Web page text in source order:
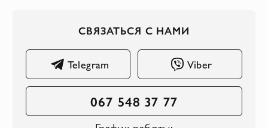
СВЯЗАТЬСЯ С НАМИ
Telegram Viber
067 548 37 77